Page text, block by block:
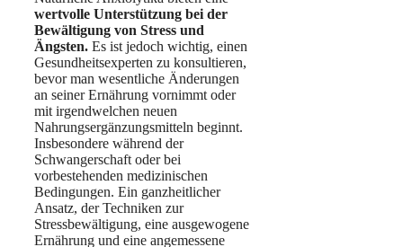
wertvolle Unterstützung bei der
Bewältigung von Stress und
Ängsten. Es ist jedoch wichtig, einen
Gesundheitsexperten zu konsultieren,
bevor man wesentliche Änderungen
an seiner Ernährung vornimmt oder
mit irgendwelchen neuen
Nahrungsergänzungsmitteln beginnt.
Insbesondere während der
Schwangerschaft oder bei
vorbestehenden medizinischen
Bedingungen. Ein ganzheitlicher
Ansatz, der Techniken zur
Stressbewältigung, eine ausgewogene
Ernährung und eine angemessene